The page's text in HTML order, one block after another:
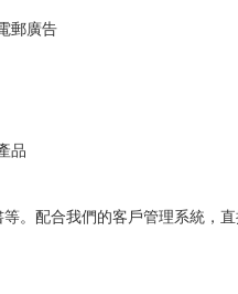
郵廣告
品
。配合我們的客戶管理系統，